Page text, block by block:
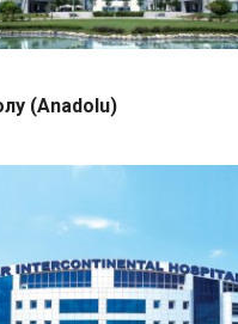
(Anadolu)